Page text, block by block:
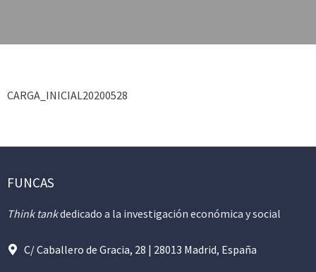
CARGA_INICIAL20200528
FUNCAS
Think tankdedicado a la investigación económica y social
C/ Caballero de Gracia, 28 | 28013 Madrid, España